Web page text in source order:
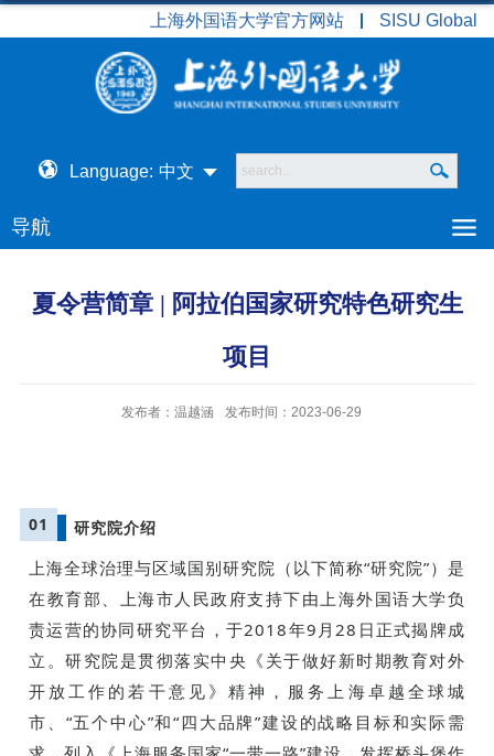
上海外国语大学官方网站 SISU Global
Language: 中文
导航
夏令营简章 | 阿拉伯国家研究特色研究生
项目
发布者：温越涵 发布时间：2023-06-29
01 研究院介绍
上海全球治理与区域国别研究院（以下简称“研究院”）是
在教育部、上海市人民政府支持下由上海外国语大学负
责运营的协同研究平台，于2018年9月28日正式揭牌成
立。研究院是贯彻落实中央《关于做好新时期教育对外
开放工作的若干意见》精神，服务上海卓越全球城
市、“五个中心”和“四大品牌”建设的战略目标和实际需